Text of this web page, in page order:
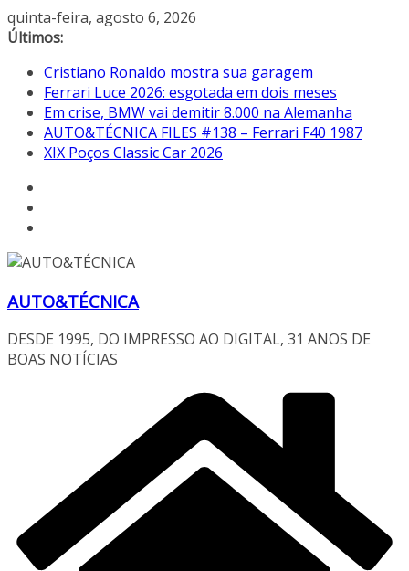
Pular
para
conteúdo
quinta-feira, agosto 6, 2026
Últimos:
Cristiano Ronaldo mostra sua garagem
Ferrari Luce 2026: esgotada em dois meses
Em crise, BMW vai demitir 8.000 na Alemanha
AUTO&TÉCNICA FILES #138 – Ferrari F40 1987
XIX Poços Classic Car 2026
AUTO&TÉCNICA
DESDE 1995, DO IMPRESSO AO DIGITAL, 31 ANOS DE
BOAS NOTÍCIAS